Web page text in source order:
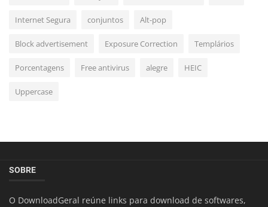
Internet Segura conjuntos Alt-pop
Block advertisement Exposure Correction Templários
Porcentagens Free antivirus alegre HEIC
Uppercase
SOBRE
O DownloadGeral reúne links para download de softwares,